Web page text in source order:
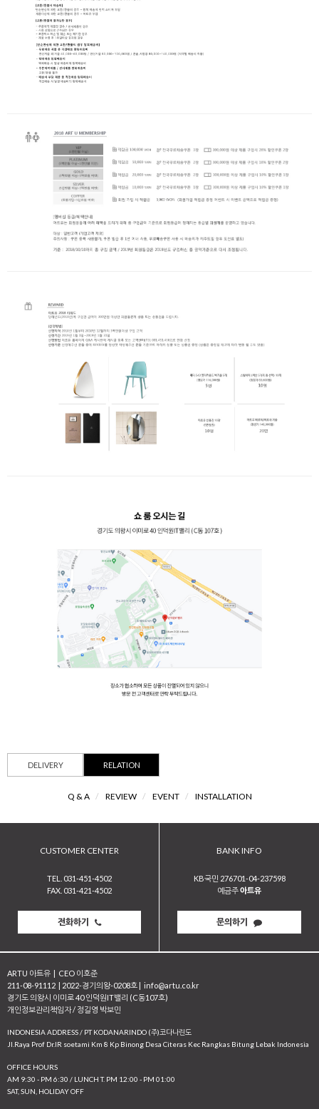
DELIVERY RELATION
Q & A / REVIEW / EVENT / INSTALLATION
CUSTOMER CENTER
TEL. 031-451-4502
FAX. 031-421-4502
전화하기
BANK INFO
KB국민 276701-04-237598
예금주아트유
문의하기
ARTU 아트유
CEO 이호준
211-08-91112
2022-경기의왕-0208호
info@artu.co.kr
경기도 의왕시 이미로 40 인덕원IT밸리 (C동107호)
개인정보관리책임자 / 정길영 박보민
INDONESIA ADDRESS / PT KODANARINDO (주)코다나린도
JI.Raya Prof Dr.IR soetami Km 8 Kp Binong Desa Citeras Kec Rangkas Bitung Lebak Indonesia
OFFICE HOURS
AM 9:30 - PM 6:30 / LUNCH T. PM 12:00 - PM 01:00
SAT, SUN, HOLIDAY OFF